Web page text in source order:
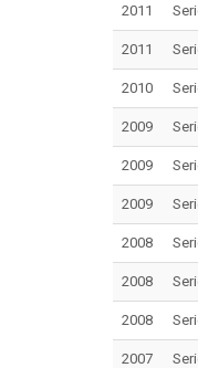
2011
2011
2010
2009
2009
2009
2008
2008
2008
2007